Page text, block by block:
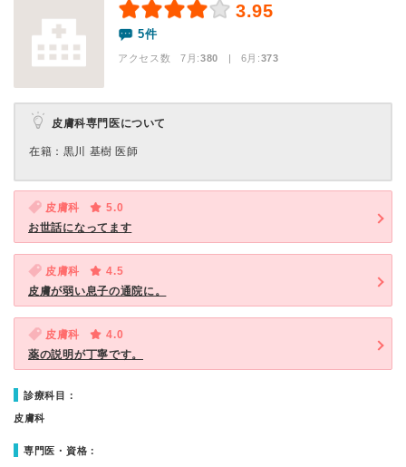
3.95
5件
アクセス数 7月:380 | 6月:373
皮膚科専門医について
在籍：黒川 基樹 医師
皮膚科
5.0
お世話になってます
皮膚科
4.5
皮膚が弱い息子の通院に。
皮膚科
4.0
薬の説明が丁寧です。
診療科目：
皮膚科
専門医・資格：